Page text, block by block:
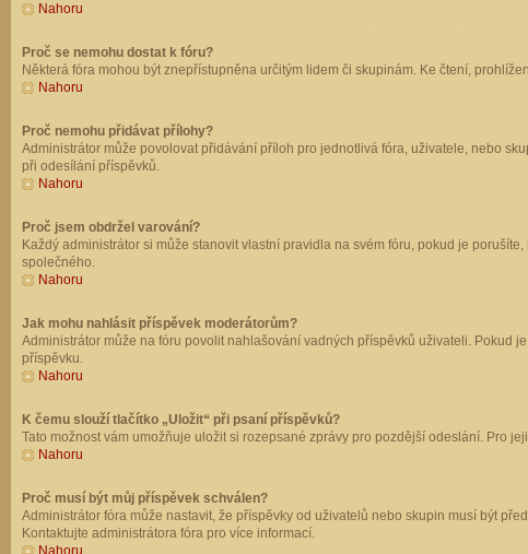
Nahoru
Proč se nemohu dostat k fóru?
Některá fóra mohou být znepřístupněna určitým lidem či skupinám. Ke čtení,
Nahoru
Proč nemohu přidávat přílohy?
Administrátor může povolovat přidávání příloh pro jednotlivá fóra, uživatele, nebo
při odesílání příspěvků.
Nahoru
Proč jsem obdržel varování?
Každý administrátor si může stanovit vlastní pravidla na svém fóru, pokud je
společného.
Nahoru
Jak mohu nahlásit příspěvek moderátorům?
Administrátor může na fóru povolit nahlašování vadných příspěvků uživateli. Pokud
příspěvku.
Nahoru
K čemu slouží tlačítko „Uložit“ při psaní příspěvků?
Tato možnost vám umožňuje uložit si rozepsané zprávy pro pozdější odeslání. Pro
Nahoru
Proč musí být můj příspěvek schválen?
Administrátor fóra může nastavit, že příspěvky od uživatelů nebo skupin musí být
Kontaktujte administrátora fóra pro více informací.
Nahoru